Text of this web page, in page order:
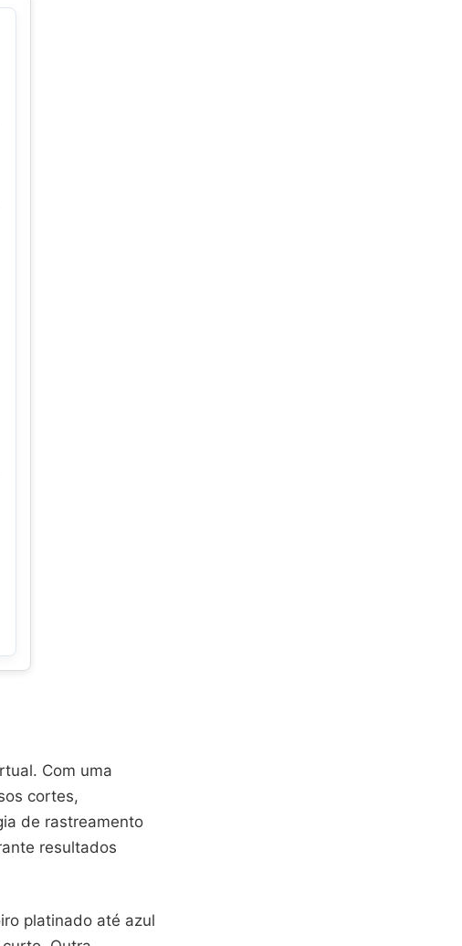
Com uma
cortes,
de rastreamento
resultados
platinado até azul